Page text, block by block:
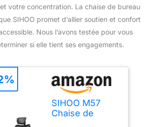
votre concentration. La chaise de bureau
SIHOO promet d’allier soutien et confort
Nous l’avons testée pour vous
si elle tient ses engagements.
SIHOO M57
Chaise de